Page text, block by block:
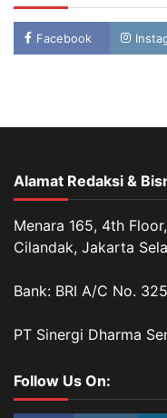
Facebook
Alamat Redaksi &
Menara 165, 4th
Cilandak, Jakarta
Bank: BRI A/C No.
PT Sinergi Dharma
Follow Us On: